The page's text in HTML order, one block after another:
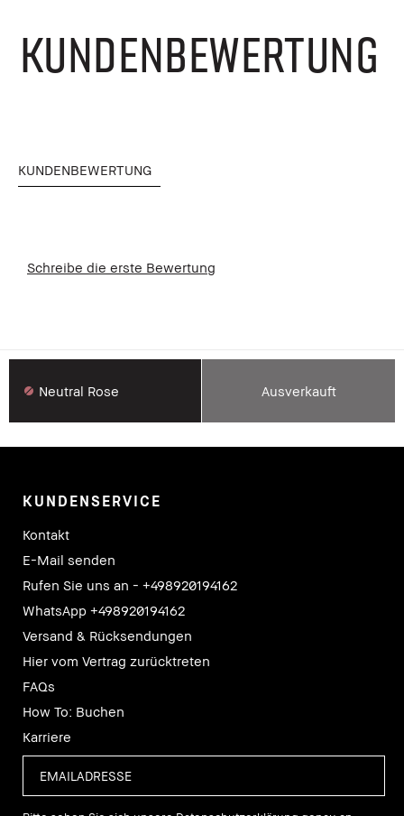
KUNDENBEWERTUNG
KUNDENBEWERTUNG
Schreibe die erste Bewertung
Neutral Rose Ausverkauft
KUNDENSERVICE
Kontakt
E-Mail senden
Rufen Sie uns an - +498920194162
WhatsApp +498920194162
Versand & Rücksendungen
Hier vom Vertrag zurücktreten
FAQs
How To: Buchen
Karriere